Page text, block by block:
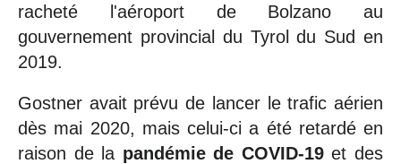
racheté l'aéroport de Bolzano au
gouvernement provincial du Tyrol du Sud en
2019.
Gostner avait prévu de lancer le trafic aérien
dès mai 2020, mais celui-ci a été retardé en
raison de la pandémie de COVID-19et des